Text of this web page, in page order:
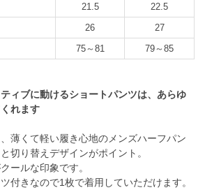
21.5
22.5
26
27
75～81 79～85
ィブに動けるショートパンツは、あらゆ
れます
薄くて軽い履き心地のメンズハーフパン
切り替えデザインがポイント。
ールな印象です。
付きなので1枚で着用していただけます。